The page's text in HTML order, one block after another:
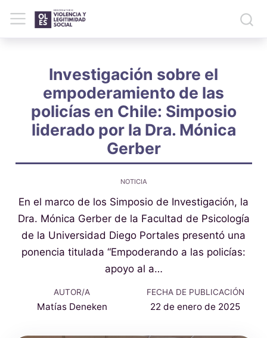
Investigación sobre el
empoderamiento de las
policías en Chile: Simposio
liderado por la Dra. Mónica
Gerber
NOTICIA
En el marco de los Simposio de Investigación, la
Dra. Mónica Gerber de la Facultad de Psicología
de la Universidad Diego Portales presentó una
ponencia titulada “Empoderando a las policías:
apoyo al a…
AUTOR/A
Matías Deneken
FECHA DE PUBLICACIÓN
22 de enero de 2025